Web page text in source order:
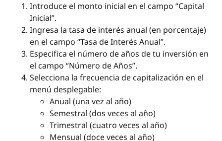
Introduce el monto inicial en el campo “Capital
Inicial”.
Ingresa la tasa de interés anual (en porcentaje)
en el campo “Tasa de Interés Anual”.
Especifica el número de años de tu inversión en
el campo “Número de Años”.
Selecciona la frecuencia de capitalización en el
menú desplegable:
Anual (una vez al año)
Semestral (dos veces al año)
Trimestral (cuatro veces al año)
Mensual (doce veces al año)